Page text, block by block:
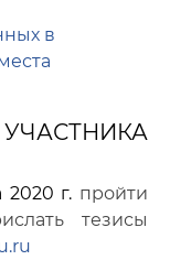
в
2020 г. пройти
тезисы